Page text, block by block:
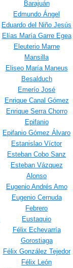
Barajuán
Edmundo Ángel
Eduardo del Niño Jesús
Elías María Garre Egea
Eleuterio Marne
Mansilla
Eliseo María Maneus
Besalduch
Emerío José
Enrique Canal Gómez
Enrique Serra Chorro
Epifanio
Epifanio Gómez Álvaro
Estanislao Víctor
Esteban Cobo Sanz
Esteban Vázquez
Alonso
Eugenio Andrés Amo
Eugenio Cernuda
Febrero
Eustaquio
Félix Echevarría
Gorostiaga
Félix González Tejedor
Félix León